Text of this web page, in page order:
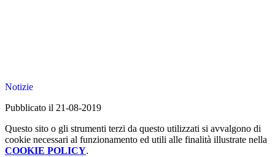
Notizie
Pubblicato il 21-08-2019
Questo sito o gli strumenti terzi da questo utilizzati si avvalgono di
cookie necessari al funzionamento ed utili alle finalità illustrate nella
COOKIE POLICY.